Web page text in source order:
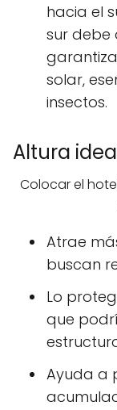
hacia el
sur debe
solar,
insectos.
Altura
Colocar el
Atrae
buscan
Lo
que
Ayuda a